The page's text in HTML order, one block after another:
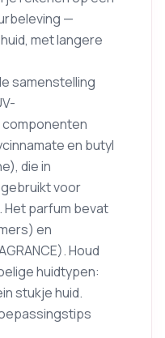
—
met langere
samenstelling
en butyl
die in
voor
parfum bevat
en
Houd
huidtypen:
stukje huid.